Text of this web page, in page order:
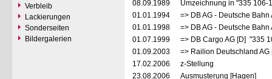
Verbleib
Lackierungen
Sonderseiten
Bildergalerien
08.09.1989
Umzeichnung in "335 106-
01.01.1994
=> DB AG - Deutsche
01.01.1998
=> DB AG - Deutsche
01.07.1999
=> DB Cargo AG [D] "335
01.09.2003
=> Railion Deutschland
17.02.2006
z-Stellung
23.08.2006
Ausmusterung [Hagen]